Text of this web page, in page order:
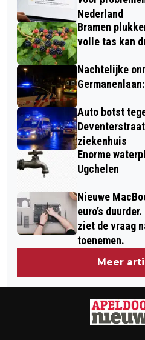
Nederland
Bramen
volle tas kan
Nachtelijke
Auto botst
ziekenhuis
Enorme
Ugchelen
Nieuwe
euro’s
ziet de vraag
toenemen.
Meer